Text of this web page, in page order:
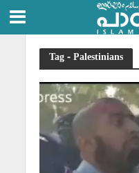
Tag - Palestinians